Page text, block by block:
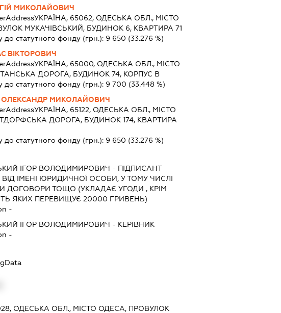
МИКОЛАЙОВИЧ
УКРАЇНА, 65062, ОДЕСЬКА ОБЛ., МІСТО
МУКАЧІВСЬКИЙ, БУДИНОК 6, КВАРТИРА 71
до статутного фонду (грн.): 9 650 (33.276 %)
ВІКТОРОВИЧ
УКРАЇНА, 65000, ОДЕСЬКА ОБЛ., МІСТО
ДОРОГА, БУДИНОК 74, КОРПУС В
до статутного фонду (грн.): 9 700 (33.448 %)
МИКОЛАЙОВИЧ
УКРАЇНА, 65122, ОДЕСЬКА ОБЛ., МІСТО
ДОРОГА, БУДИНОК 174, КВАРТИРА
до статутного фонду (грн.): 9 650 (33.276 %)
ІГОР ВОЛОДИМИРОВИЧ - ПІДПИСАНТ
ВІД ІМЕНІ ЮРИДИЧНОЇ ОСОБИ, У ТОМУ ЧИСЛІ
ДОГОВОРИ ТОЩО (УКЛАДАЄ УГОДИ , КРІМ
ЯКИХ ПЕРЕВИЩУЄ 20000 ГРИВЕНЬ)
-
ІГОР ВОЛОДИМИРОВИЧ - КЕРІВНИК
-
ОДЕСЬКА ОБЛ., МІСТО ОДЕСА, ПРОВУЛОК